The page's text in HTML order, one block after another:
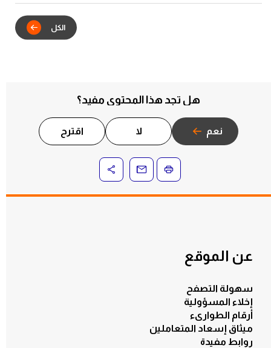
هل تجد هذا المحتوى مفيد؟
نعم لا اقترح
عن الموقع
سهولة التصفح
إخلاء المسؤولية
أرقام الطوارىء
ميثاق إسعاد المتعاملين
روابط مفيدة